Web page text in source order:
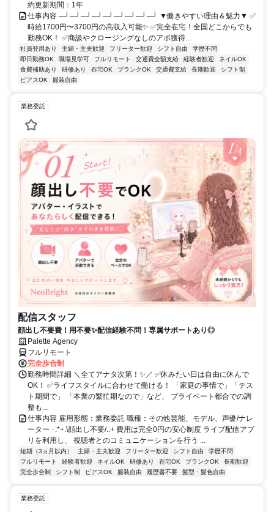
約更新期間：1年
仕事内容 ─┘─┘─┘─┘─┘─┘─┘─┘─┘ ▼働きやすい理由＆魅力▼ ✅
時給1700円〜3700円の高収入可能✨ ✅完全在宅！全国どこからでも
勤務OK！ ✅商談やクロージングなしのアポ獲得...
社員登用あり 主婦・主夫歓迎 フリーター歓迎 シフト自由
学歴不問
即日勤務OK
職場見学可 フルリモート 交通費全額支給 経験者歓迎
ネイルOK
食費補助あり
研修あり 在宅OK ブランクOK 交通費支給 長期歓迎
シフト制
ピアスOK
服装自由
業務委託
配信スタッフ
顔出し不要費！用不要✨配信経験不問！専属サポートあり◎
Palette Agency
フルリモート
完全歩合制
勤務時間詳細 ＼全てアナタ次第！✨／ ✅休みたい日は自由に休んで
OK！ ✅ライフスタイルに合わせて働ける！ 「家庭の事情で」「テス
ト期間で」 「本業の繁忙期なので」など、 プライベート都合での調
整も...
仕事内容 雇用形態：業務委託 職種：その他芸能、モデル、声優/ナレ
ーター ･:*+.\顔出し不要/.:+ 費用は完全0円の安心制度 ライブ配信アプ
リを利用し、 視聴者とのコミュニケーションを行う ...
短期（3ヵ月以内） 主婦・主夫歓迎 フリーター歓迎 シフト自由
学歴不問
フルリモート
経験者歓迎 ネイルOK 研修あり 在宅OK ブランクOK
長期歓迎
完全歩合制
シフト制 ピアスOK 服装自由 履歴書不要 髪型・髪色自由
業務委託